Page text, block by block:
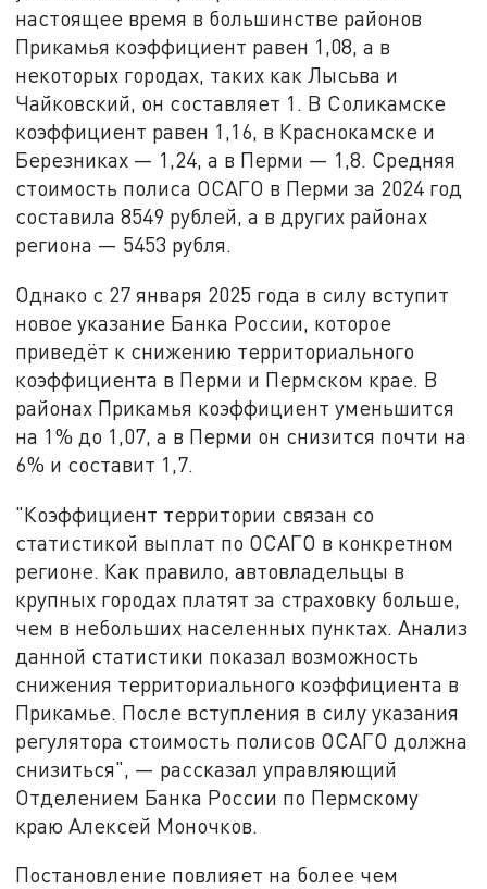
настоящее время в большинстве районов
Прикамья коэффициент равен 1,08, а в
некоторых городах, таких как Лысьва и
Чайковский, он составляет 1. В Соликамске
коэффициент равен 1,16, в Краснокамске и
Березниках — 1,24, а в Перми — 1,8. Средняя
стоимость полиса ОСАГО в Перми за 2024 год
составила 8549 рублей, а в других районах
региона — 5453 рубля.
Однако с 27 января 2025 года в силу вступит
новое указание Банка России, которое
приведёт к снижению территориального
коэффициента в Перми и Пермском крае. В
районах Прикамья коэффициент уменьшится
на 1% до 1,07, а в Перми он снизится почти на
6% и составит 1,7.
"Коэффициент территории связан со
статистикой выплат по ОСАГО в конкретном
регионе. Как правило, автовладельцы в
крупных городах платят за страховку больше,
чем в небольших населенных пунктах. Анализ
данной статистики показал возможность
снижения территориального коэффициента в
Прикамье. После вступления в силу указания
регулятора стоимость полисов ОСАГО должна
снизиться", — рассказал управляющий
Отделением Банка России по Пермскому
краю Алексей Моночков.
Постановление повлияет на более чем